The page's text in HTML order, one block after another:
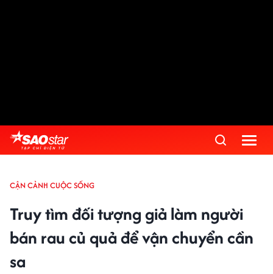
CẬN CẢNH CUỘC SỐNG
Truy tìm đối tượng giả làm người
bán rau củ quả để vận chuyển cần
sa